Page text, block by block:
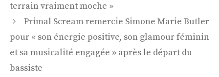
terrain vraiment moche »
Primal Scream remercie Simone Marie Butler
pour « son énergie positive, son glamour féminin
et sa musicalité engagée » après le départ du
bassiste